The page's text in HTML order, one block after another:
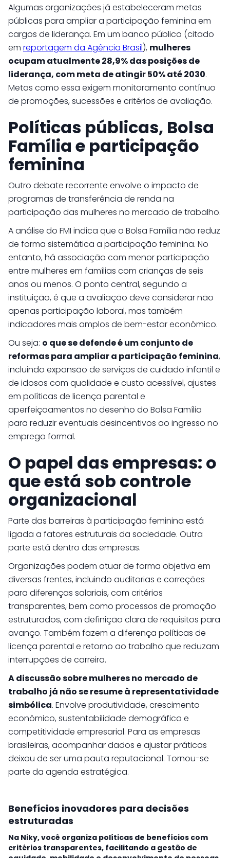
Algumas organizações já estabeleceram metas
públicas para ampliar a participação feminina em
cargos de liderança. Em um banco público (citado
em reportagem da Agência Brasil), mulheres
ocupam atualmente 28,9% das posições de
liderança, com meta de atingir 50% até 2030.
Metas como essa exigem monitoramento contínuo
de promoções, sucessões e critérios de avaliação.
Políticas públicas, Bolsa
Família e participação
feminina
Outro debate recorrente envolve o impacto de
programas de transferência de renda na
participação das mulheres no mercado de trabalho.
A análise do FMI indica que o Bolsa Família não reduz
de forma sistemática a participação feminina. No
entanto, há associação com menor participação
entre mulheres em famílias com crianças de seis
anos ou menos. O ponto central, segundo a
instituição, é que a avaliação deve considerar não
apenas participação laboral, mas também
indicadores mais amplos de bem-estar econômico.
Ou seja: o que se defende é um conjunto de
reformas para ampliar a participação feminina,
incluindo expansão de serviços de cuidado infantil e
de idosos com qualidade e custo acessível, ajustes
em políticas de licença parental e
aperfeiçoamentos no desenho do Bolsa Família
para reduzir eventuais desincentivos ao ingresso no
emprego formal.
O papel das empresas: o
que está sob controle
organizacional
Parte das barreiras à participação feminina está
ligada a fatores estruturais da sociedade. Outra
parte está dentro das empresas.
Organizações podem atuar de forma objetiva em
diversas frentes, incluindo auditorias e correções
para diferenças salariais, com critérios
transparentes, bem como processos de promoção
estruturados, com definição clara de requisitos para
avanço. Também fazem a diferença políticas de
licença parental e retorno ao trabalho que reduzam
interrupções de carreira.
A discussão sobre mulheres no mercado de
trabalho já não se resume à representatividade
simbólica. Envolve produtividade, crescimento
econômico, sustentabilidade demográfica e
competitividade empresarial. Para as empresas
brasileiras, acompanhar dados e ajustar práticas
deixou de ser uma pauta reputacional. Tornou-se
parte da agenda estratégica.
Benefícios inovadores para decisões
estruturadas
Na Niky, você organiza políticas de benefícios com
critérios transparentes, facilitando a gestão de